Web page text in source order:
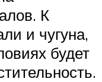
К
и чугуна,
будет